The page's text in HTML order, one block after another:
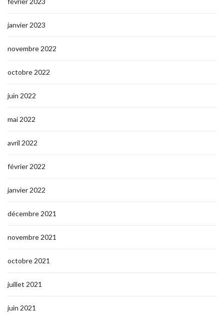
janvier 2023
novembre 2022
octobre 2022
juin 2022
mai 2022
avril 2022
février 2022
janvier 2022
décembre 2021
novembre 2021
octobre 2021
juillet 2021
juin 2021